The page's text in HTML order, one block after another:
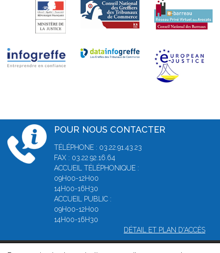
POUR NOUS CONTACTER
TÉLÉPHONE : 03.22.91.43.23
FAX : 03.22.92.16.64
ACCUEIL TÉLÉPHONIQUE :
09H00-12H00
14H00-16H30
ACCUEIL PUBLIC :
09H00-12H00
14H00-16H30
DÉTAIL ET PLAN D'ACCÈS